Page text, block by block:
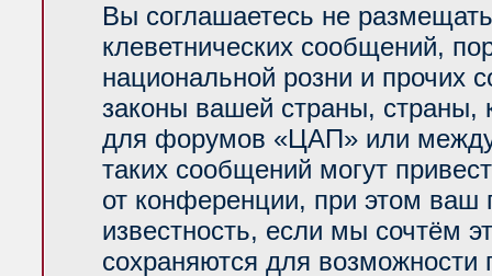
Вы соглашаетесь не
клеветнических сообщений,
национальной розни и прочих
законы вашей страны, страны,
для форумов «ЦАП» или
таких сообщений могут
от конференции, при этом ваш
известность, если мы сочтём
сохраняются для возможности